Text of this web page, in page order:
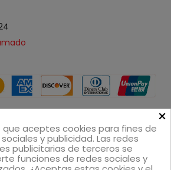
×
aceptes cookies para fines de
y publicidad. Las redes
publicitarias de terceros se
funciones de redes sociales y